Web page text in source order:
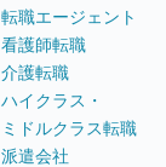
転職エージェント
看護師転職
介護転職
ハイクラス・
ミドルクラス転職
派遣会社